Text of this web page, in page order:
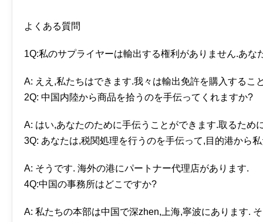
よくある質問
1Q:私のサプライヤーは輸出する権利がありません.あ
A: ええ,私たちはできます.我々は輸出免許を購入する
2Q: 中国内陸から商品を拾うのを手伝ってくれますか?
A: はい,あなたのために手伝うことができます.取るため
3Q: あなたは,税関処理を行うのを手伝って,目的港から
A: そうです. 海外の港にパートナー代理店があります.
4Q:中国の事務所はどこですか?
A: 私たちの本部は中国で深zhen,上海,寧波にあります.